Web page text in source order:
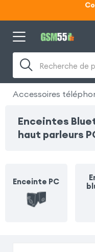
Recherche de
Accessoires
Enceintes
haut parleurs
Enceinte PC